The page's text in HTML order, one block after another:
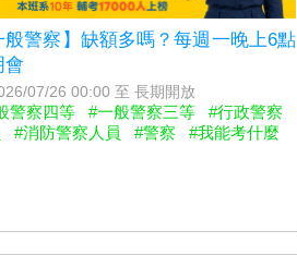
般警察】缺額多嗎？每週一晚上6點
會
07/26 00:00 至 長期開放
警察四等 #一般警察三等
#行政警察
#消防警察人員 #警察 #我能考什麼